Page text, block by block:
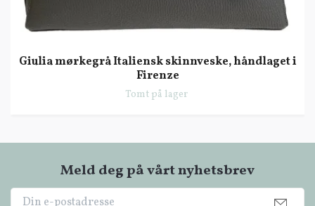
Giulia mørkegrå Italiensk skinnveske, håndlaget i
Firenze
Tomt på lager
Meld deg på vårt nyhetsbrev